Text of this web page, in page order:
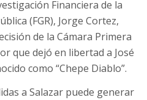
Financiera de la
(FGR), Jorge Cortez,
de la Cámara Primera
que dejó en libertad a José
como “Chepe Diablo”.
a Salazar puede generar